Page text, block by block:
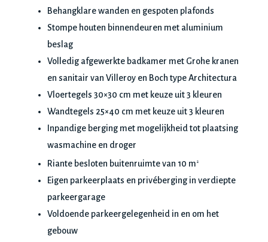
Behangklare wanden en gespoten plafonds
Stompe houten binnendeuren met aluminium
beslag
Volledig afgewerkte badkamer met Grohe kranen
en sanitair van Villeroy en Boch type Architectura
Vloertegels 30×30 cm met keuze uit 3 kleuren
Wandtegels 25×40 cm met keuze uit 3 kleuren
Inpandige berging met mogelijkheid tot plaatsing
wasmachine en droger
Riante besloten buitenruimte van 10 m 2
Eigen parkeerplaats en privéberging in verdiepte
parkeergarage
Voldoende parkeergelegenheid in en om het
gebouw